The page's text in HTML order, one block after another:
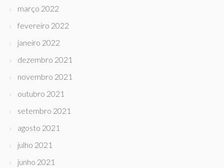
março 2022
fevereiro 2022
janeiro 2022
dezembro 2021
novembro 2021
outubro 2021
setembro 2021
agosto 2021
julho 2021
junho 2021